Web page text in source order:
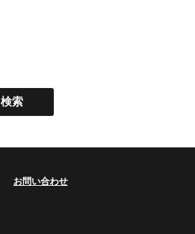
お問い合わせ